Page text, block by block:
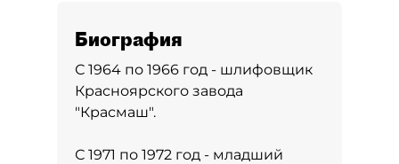
Биография
С 1964 по 1966 год - шлифовщик
Красноярского завода
"Красмаш".
С 1971 по 1972 год - младший